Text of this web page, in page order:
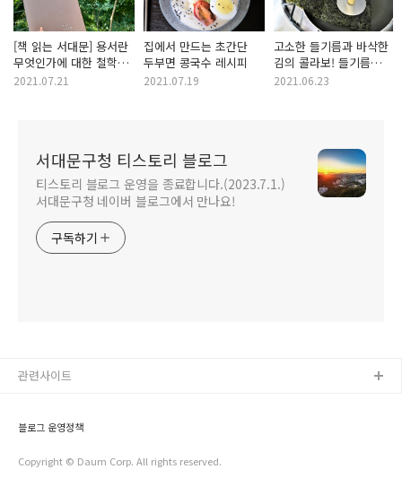
[책 읽는 서대문] 용서란
무엇인가에 대한 철학적
성찰, 용서에 대하여
2021.07.21
집에서 만드는 초간단
두부면 콩국수 레시피
2021.07.19
고소한 들기름과 바삭한
김의 콜라보! 들기름
김구이 레시피(feat.
2021.06.23
서대문구청 티스토리 블로그
티스토리 블로그 운영을 종료합니다.(2023.7.1.)
서대문구청 네이버 블로그에서 만나요!
구독하기
블로그 운영정책
Copyright © Daum Corp. All rights reserved.
관련사이트